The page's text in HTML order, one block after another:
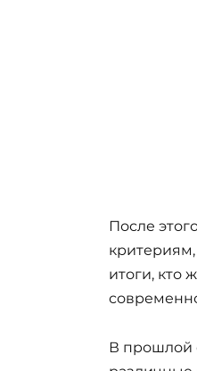
После
итоги, кто
В прошлой